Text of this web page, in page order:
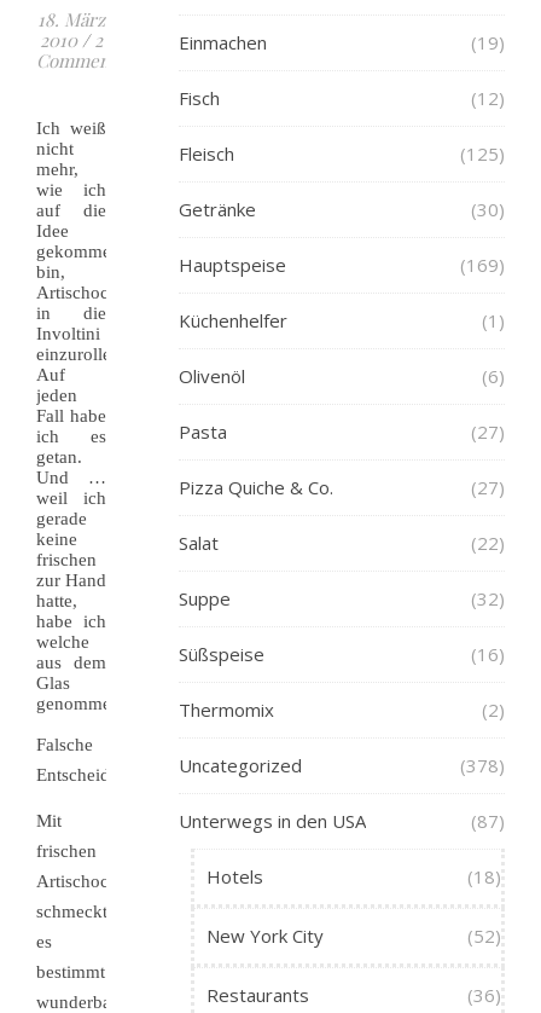
18. März
2010 / 2
Comments
Ich weiß
nicht
mehr,
wie ich
auf die
Idee
gekommen
bin,
Artischocken
in die
Involtini
einzurollen.
Auf
jeden
Fall habe
ich es
getan.
Und …
weil ich
gerade
keine
frischen
zur Hand
hatte,
habe ich
welche
aus dem
Glas
genommen.
Falsche
Entscheidung!
Mit
frischen
Artischocken
schmeckt
es
bestimmt
wunderbar,
Einmachen (19)
Fisch (12)
Fleisch (125)
Getränke (30)
Hauptspeise (169)
Küchenhelfer (1)
Olivenöl (6)
Pasta (27)
Pizza Quiche & Co. (27)
Salat (22)
Suppe (32)
Süßspeise (16)
Thermomix (2)
Uncategorized (378)
Unterwegs in den USA (87)
Hotels (18)
New York City (52)
Restaurants (36)